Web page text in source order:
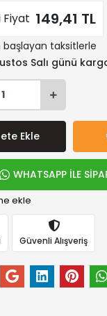
149,41 TL
başlayan taksitlerle
Salı günü
Ekle
WHATSAPP İLE
ekle
Güvenli Alışveriş